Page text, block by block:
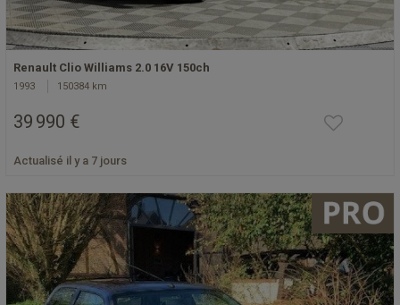
Renault Clio Williams 2.0 16V 150ch
1993 150384 km
39 990 €
Actualisé il y a 7 jours